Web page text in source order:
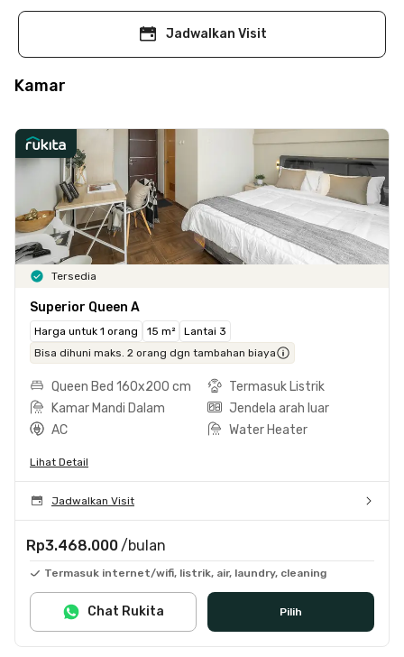
Jadwalkan Visit
Kamar
Tersedia
Superior Queen A
Harga untuk 1 orang 15 m²
Lantai 3
Bisa dihuni maks. 2 orang dgn tambahan biaya
Queen Bed 160x200 cm
Termasuk Listrik
Kamar Mandi Dalam
Jendela arah luar
AC
Water Heater
Lihat Detail
Jadwalkan Visit
Rp3.468.000 /bulan
Termasuk internet/wifi, listrik, air, laundry, cleaning
Pilih
Chat Rukita